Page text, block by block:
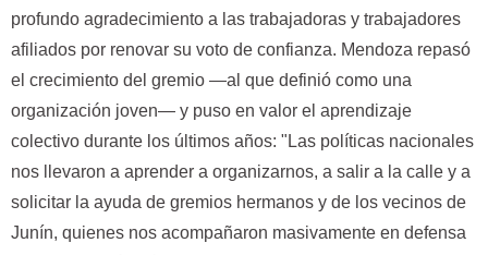
profundo agradecimiento a las trabajadoras y trabajadores
afiliados por renovar su voto de confianza. Mendoza repasó
el crecimiento del gremio —al que definió como una
organización joven— y puso en valor el aprendizaje
colectivo durante los últimos años: "Las políticas nacionales
nos llevaron a aprender a organizarnos, a salir a la calle y a
solicitar la ayuda de gremios hermanos y de los vecinos de
Junín, quienes nos acompañaron masivamente en defensa